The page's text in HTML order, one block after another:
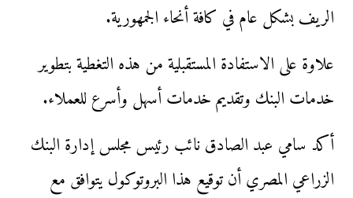
الريف بشكل عام في كافة أنحاء الجمهورية.
علاوة على الاستفادة المستقبلية من هذه التغطية بتطوير
خدمات البنك وتقديم خدمات أسهل وأسرع للعملاء.
أكد سامي عبد الصادق نائب رئيس مجلس إدارة البنك
الزراعي المصري أن توقيع هذا البروتوكول يتوافق مع